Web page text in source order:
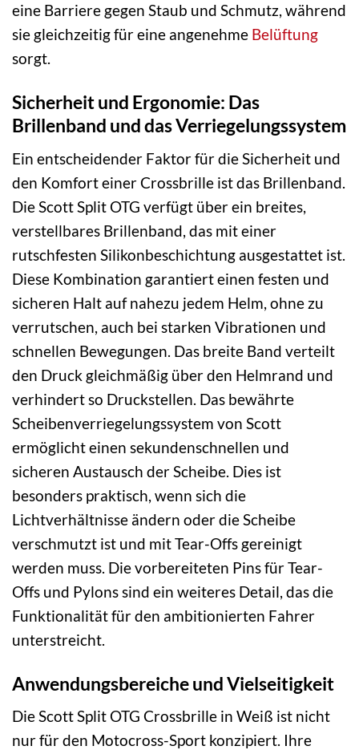
eine Barriere gegen Staub und Schmutz, während
sie gleichzeitig für eine angenehme Belüftung
sorgt.
Sicherheit und Ergonomie: Das
Brillenband und das Verriegelungssystem
Ein entscheidender Faktor für die Sicherheit und
den Komfort einer Crossbrille ist das Brillenband.
Die Scott Split OTG verfügt über ein breites,
verstellbares Brillenband, das mit einer
rutschfesten Silikonbeschichtung ausgestattet ist.
Diese Kombination garantiert einen festen und
sicheren Halt auf nahezu jedem Helm, ohne zu
verrutschen, auch bei starken Vibrationen und
schnellen Bewegungen. Das breite Band verteilt
den Druck gleichmäßig über den Helmrand und
verhindert so Druckstellen. Das bewährte
Scheibenverriegelungssystem von Scott
ermöglicht einen sekundenschnellen und
sicheren Austausch der Scheibe. Dies ist
besonders praktisch, wenn sich die
Lichtverhältnisse ändern oder die Scheibe
verschmutzt ist und mit Tear-Offs gereinigt
werden muss. Die vorbereiteten Pins für Tear-
Offs und Pylons sind ein weiteres Detail, das die
Funktionalität für den ambitionierten Fahrer
unterstreicht.
Anwendungsbereiche und Vielseitigkeit
Die Scott Split OTG Crossbrille in Weiß ist nicht
nur für den Motocross-Sport konzipiert. Ihre